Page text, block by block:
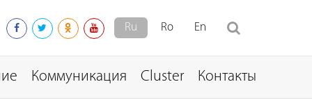
Ru Ro En
Коммуникация Cluster Контакты